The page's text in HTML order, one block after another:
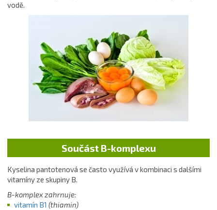
vodě.
Součást B-komplexu
Kyselina pantotenová se často využívá v kombinaci s dalšími
vitamíny ze skupiny B.
B-komplex zahrnuje:
vitamín B1 (thiamin)